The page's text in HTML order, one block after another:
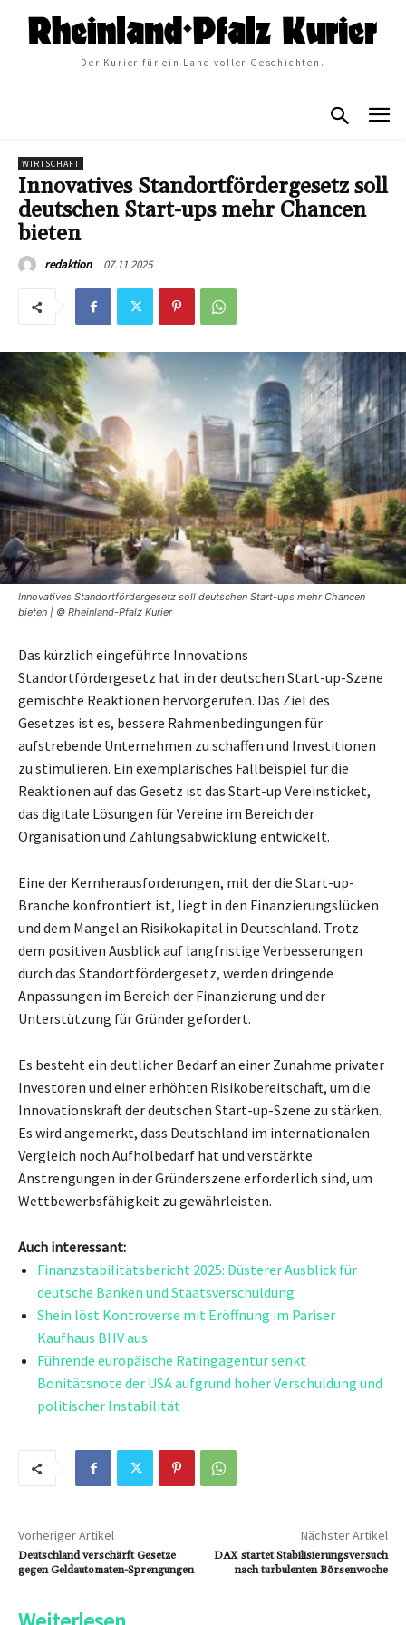
Der Kurier für ein Land voller Geschichten.
WIRTSCHAFT
Innovatives Standortfördergesetz soll
deutschen Start-ups mehr Chancen
bieten
redaktion 07.11.2025
Innovatives Standortfördergesetz soll deutschen Start-ups mehr Chancen
bieten | © Rheinland-Pfalz Kurier
Das kürzlich eingeführte Innovations
Standortfördergesetz hat in der deutschen Start-up-Szene
gemischte Reaktionen hervorgerufen. Das Ziel des
Gesetzes ist es, bessere Rahmenbedingungen für
aufstrebende Unternehmen zu schaffen und Investitionen
zu stimulieren. Ein exemplarisches Fallbeispiel für die
Reaktionen auf das Gesetz ist das Start-up Vereinsticket,
das digitale Lösungen für Vereine im Bereich der
Organisation und Zahlungsabwicklung entwickelt.
Eine der Kernherausforderungen, mit der die Start-up-
Branche konfrontiert ist, liegt in den Finanzierungslücken
und dem Mangel an Risikokapital in Deutschland. Trotz
dem positiven Ausblick auf langfristige Verbesserungen
durch das Standortfördergesetz, werden dringende
Anpassungen im Bereich der Finanzierung und der
Unterstützung für Gründer gefordert.
Es besteht ein deutlicher Bedarf an einer Zunahme privater
Investoren und einer erhöhten Risikobereitschaft, um die
Innovationskraft der deutschen Start-up-Szene zu stärken.
Es wird angemerkt, dass Deutschland im internationalen
Vergleich noch Aufholbedarf hat und verstärkte
Anstrengungen in der Gründerszene erforderlich sind, um
Wettbewerbsfähigkeit zu gewährleisten.
Auch interessant:
Finanzstabilitätsbericht 2025: Düsterer Ausblick für
deutsche Banken und Staatsverschuldung
Shein löst Kontroverse mit Eröffnung im Pariser
Kaufhaus BHV aus
Führende europäische Ratingagentur senkt
Bonitätsnote der USA aufgrund hoher Verschuldung und
politischer Instabilität
Vorheriger Artikel
Deutschland verschärft Gesetze
gegen Geldautomaten-Sprengungen
Nächster Artikel
DAX startet Stabilisierungsversuch
nach turbulenten Börsenwoche